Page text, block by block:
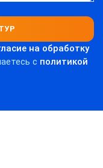
на обработку
c политикой